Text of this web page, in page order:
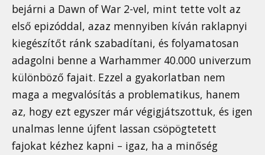
bejárni a Dawn of War 2-vel, mint tette volt az
első epizóddal, azaz mennyiben kíván raklapnyi
kiegészítőt ránk szabadítani, és folyamatosan
adagolni benne a Warhammer 40.000 univerzum
különböző fajait. Ezzel a gyakorlatban nem
maga a megvalósítás a problematikus, hanem
az, hogy ezt egyszer már végigjátszottuk, és igen
unalmas lenne újfent lassan csöpögtetett
fajokat kézhez kapni – igaz, ha a minőség